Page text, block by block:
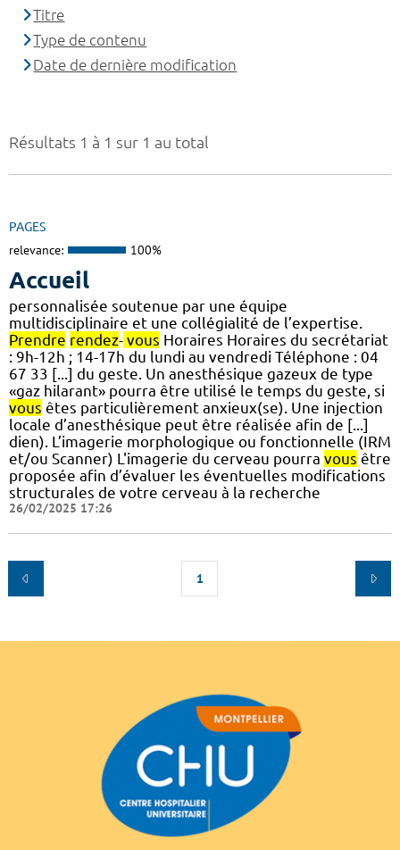
Résultats 1 à 1 sur 1 au total
PAGES
relevance: 100%
Accueil
personnalisée soutenue par une équipe
multidisciplinaire et une collégialité de l’expertise.
Prendre rendez- vous Horaires Horaires du secrétariat
: 9h-12h ; 14-17h du lundi au vendredi Téléphone : 04
67 33 [...] du geste. Un anesthésique gazeux de type
«gaz hilarant» pourra être utilisé le temps du geste, si
vous êtes particulièrement anxieux(se). Une injection
locale d’anesthésique peut être réalisée afin de [...]
dien). L’imagerie morphologique ou fonctionnelle (IRM
et/ou Scanner) L'imagerie du cerveau pourra vous être
proposée afin d’évaluer les éventuelles modifications
structurales de votre cerveau à la recherche
26/02/2025 17:26
1
Titre
Type de contenu
Date de dernière modification